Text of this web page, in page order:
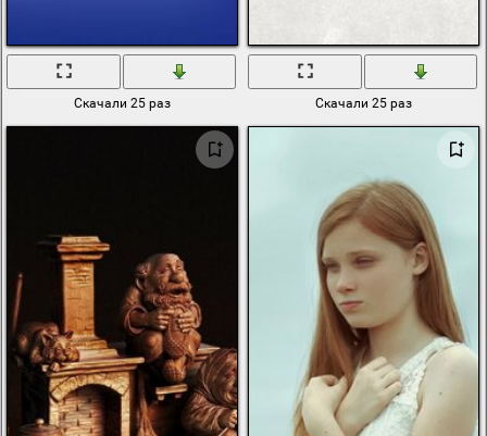
Скачали 25 раз Скачали 25 раз